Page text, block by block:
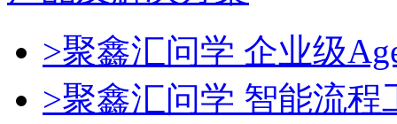
>聚鑫汇问学 企业级
>聚鑫汇问学 智能流程